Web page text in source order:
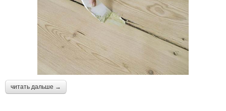
читать дальше →